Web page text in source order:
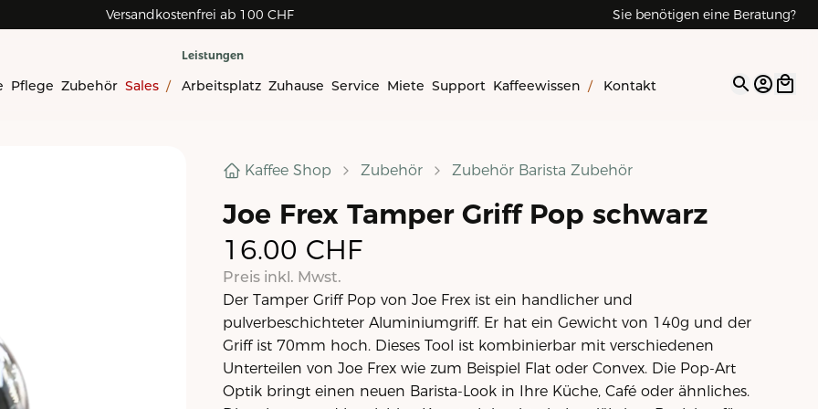
Versandkostenfrei ab 100 CHF Sie benötigen eine Beratung?
Pflege Zubehör Sales /
Leistungen
Arbeitsplatz Zuhause Service Miete Support Kaffeewissen / Kontakt Open
Kaffee Shop Zubehör Zubehör Barista Zubehör
Joe Frex Tamper Griff Pop schwarz
16.00 CHF
Preis inkl. Mwst.
Der Tamper Griff Pop von Joe Frex ist ein handlicher und
pulverbeschichteter Aluminiumgriff. Er hat ein Gewicht von 140g und der
Griff ist 70mm hoch. Dieses Tool ist kombinierbar mit verschiedenen
Unterteilen von Joe Frex wie zum Beispiel Flat oder Convex. Die Pop-Art
Optik bringt einen neuen Barista-Look in Ihre Küche, Café oder ähnliches.